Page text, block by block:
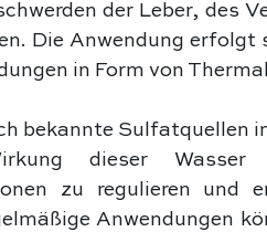
der Leber, des
Die Anwendung erfolgt
in Form von
bekannte Sulfatquellen
dieser
zu regulieren und
Anwendungen